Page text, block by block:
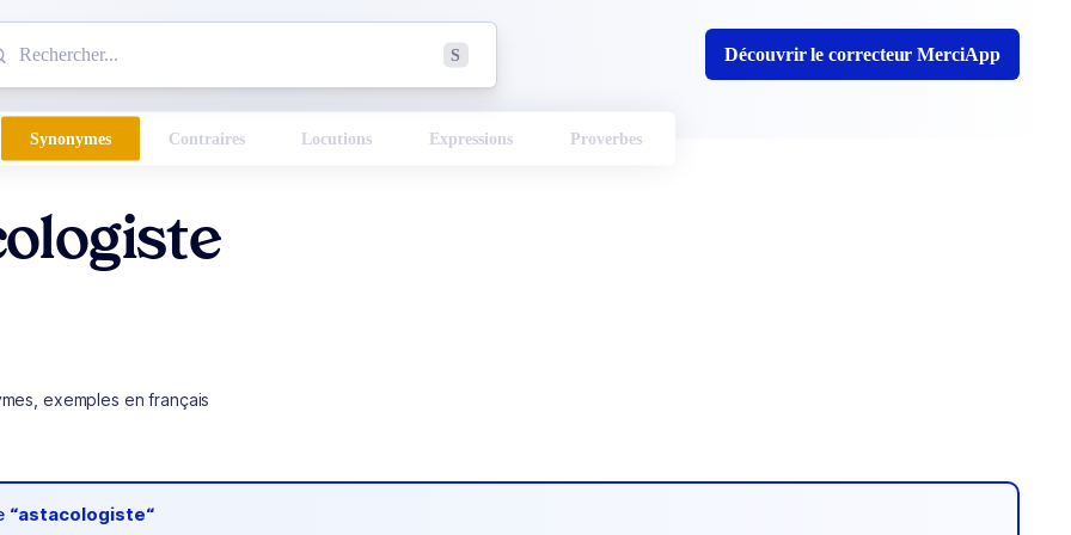
S Découvrir le correcteur MerciApp
Synonymes Contraires Locutions Expressions Proverbes
exemples en français
“astacologiste“